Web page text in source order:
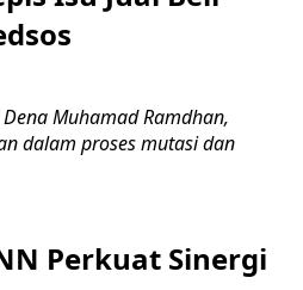
Muhamad Ramdhan,
dalam proses mutasi dan
Perkuat Sinergi